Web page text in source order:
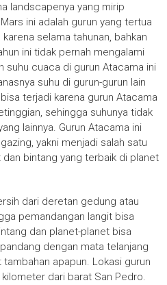
landscapenya yang mirip
ini adalah gurun yang tertua
selama tahunan, bahkan
ini tidak pernah mengalami
suhu cuaca di gurun Atacama ini
suhu di gurun-gurun lain
terjadi karena gurun Atacama
sehingga suhunya tidak
lainnya. Gurun Atacama ini
yakni menjadi salah satu
dan bintang yang terbaik di planet
dari deretan gedung atau
pemandangan langit bisa
dan planet-planet bisa
dengan mata telanjang
apapun. Lokasi gurun
dari barat San Pedro.